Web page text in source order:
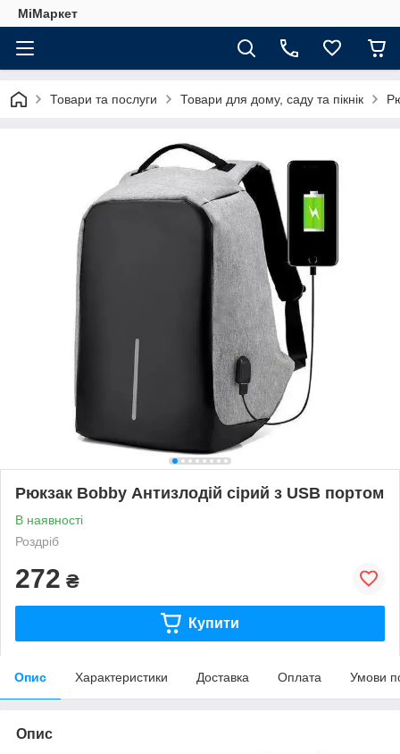
МіМаркет
Товари та послуги Товари для дому, саду та пікнік
Рюкзак Bobby Антизлодій сірий з USB портом
В наявності
Роздріб
272 ₴
Купити
Опис Характеристики Доставка Оплата Умови
Опис